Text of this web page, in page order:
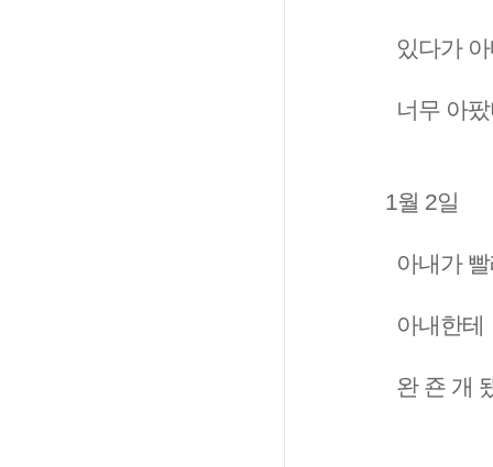
있다가
너무 아
1월 2일
아내가
아내한
완 죤 개